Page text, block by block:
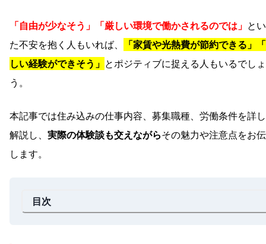
「自由が少なそう」「厳しい環境で働かされるのでは」 と
た不安を抱く人もいれば、
「家賃や光熱費が節約できる」
しい経験ができそう」 とポジティブに捉える人もいるでしょ
う。
本記事では住み込みの仕事内容、募集職種、労働条件を詳
解説し、 実際の体験談も交えながらその魅力や注意点をお
します。
目次